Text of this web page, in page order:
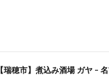
【瑞穂市】煮込み酒場 ガヤ –